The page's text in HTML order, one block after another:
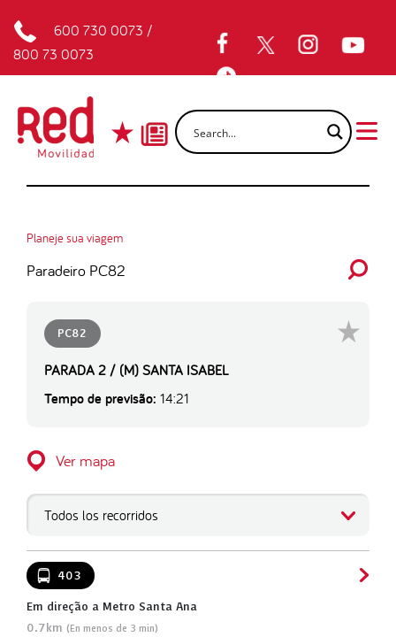
600 730 0073 /
800 73 0073
Planeje sua viagem
Paradeiro PC82
PC82
PARADA 2 / (M) SANTA ISABEL
Tempo de previsão: 14:21
Ver mapa
Todos los recorridos
403
Em direção a Metro Santa Ana
0.7km (En menos de 3 min)